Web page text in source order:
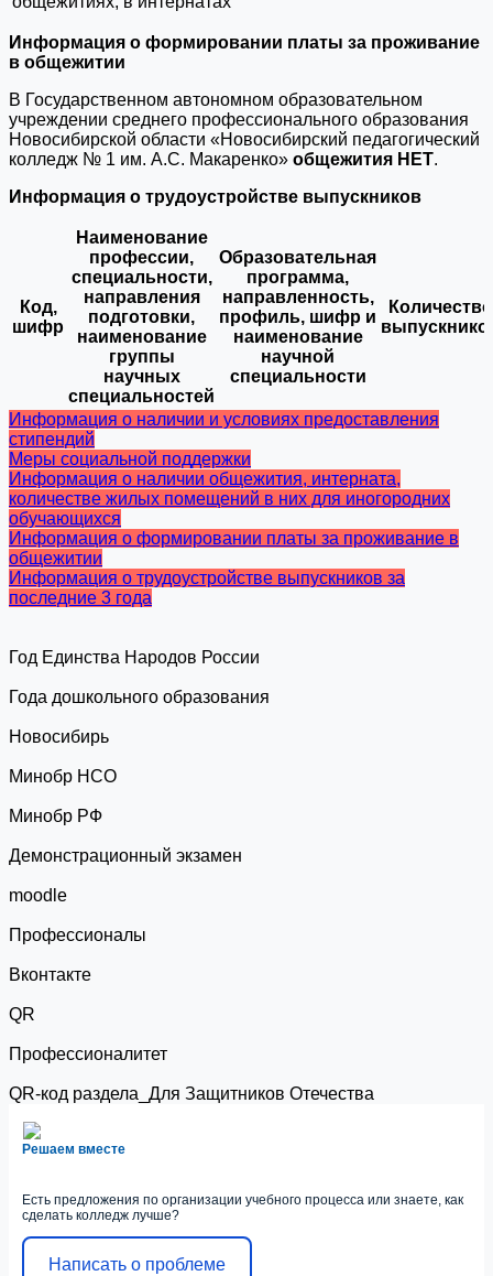
Информация о формировании платы за проживание
в общежитии
В Государственном автономном образовательном
учреждении среднего профессионального образования
Новосибирской области «Новосибирский педагогический
колледж № 1 им. А.С. Макаренко» общежития НЕТ.
Информация о трудоустройстве выпускников
Код,
шифр
Наименование
профессии,
специальности,
направления
подготовки,
наименование
группы
научных
специальностей
Образовательная
программа,
направленность,
профиль, шифр и
наименование
научной
специальности
Количество
Информация о наличии и условиях предоставления
стипендий
Меры социальной поддержки
Информация о наличии общежития, интерната,
количестве жилых помещений в них для иногородних
обучающихся
Информация о формировании платы за проживание в
общежитии
Информация о трудоустройстве выпускников за
последние 3 года
Год Единства Народов России
Года дошкольного образования
Новосибирь
Минобр НСО
Минобр РФ
Демонстрационный экзамен
moodle
Профессионалы
Вконтакте
QR
Профессионалитет
QR-код раздела_Для Защитников Отечества
Решаем вместе
Есть предложения по организации учебного процесса или знаете, как
сделать колледж лучше?
Написать о проблеме